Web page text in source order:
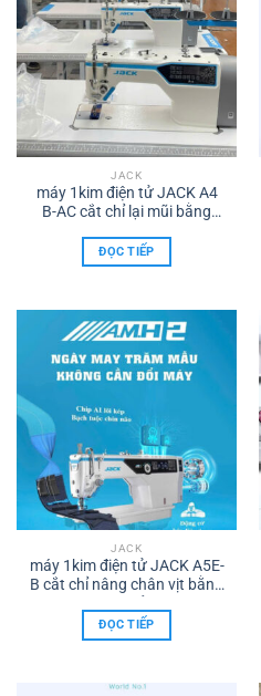
JACK
máy 1kim điện tử JACK A4
B-AC cắt chỉ lại mũi bằng
may TÂM HỒNG PHÁT Biên
hoà ĐT .0986960615
ĐỌC TIẾP
JACK
máy 1kim điện tử JACK A5E-
B cắt chỉ nâng chân vịt bằng
Cung cấp công ty TNHH
TMDV XNK Máy may TÂM
ĐT.0986.960.615
ĐỌC TIẾP